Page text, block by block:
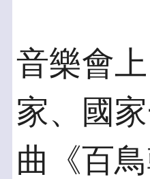
音樂會
家、國
曲《百